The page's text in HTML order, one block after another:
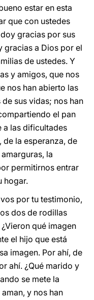
estar en esta
que con ustedes
gracias por sus
gracias a Dios por el
de ustedes. Y
y amigos, que nos
nos han abierto las
sus vidas; nos han
el pan
a las dificultades
de la esperanza, de
la
permitirnos entrar
hogar.
por tu testimonio,
dos de rodillas
qué imagen
el hijo que está
imagen. Por ahí, de
ahí. ¿Qué marido y
se mete la
y nos han